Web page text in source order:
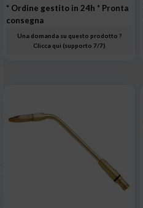
* Ordine gestito in 24h * Pronta
consegna
Una domanda su questo prodotto ?
Clicca qui (supporto 7/7)